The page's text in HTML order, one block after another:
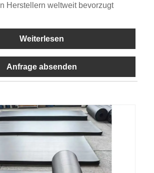
Herstellern weltweit bevorzugt
Weiterlesen
Anfrage absenden